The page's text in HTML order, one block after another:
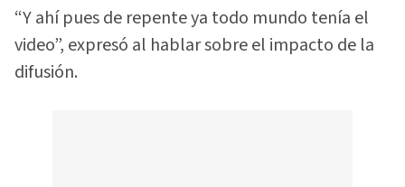
“Y ahí pues de repente ya todo mundo tenía el
video”, expresó al hablar sobre el impacto de la
difusión.